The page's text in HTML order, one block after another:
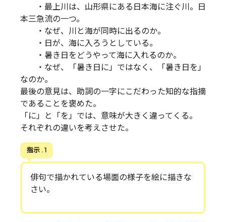
・最上川は、山形県にある日本海に注ぐ川。日
本三急流の一つ。
・なぜ、川と海が同時に出るのか。
・日が、海に入ろうとしている。
・暑き日をどうやって海に入れるのか。
・なぜ、「暑き日に」ではなく、「暑き日を」
なのか。
最後の意見は、助詞の一字にこだわった知的な指摘
であることを褒めた。
「に」と「を」では、意味が大きく違ってくる。
それぞれの違いを考えさせた。
指示 . 1
俳句で描かれている場面の様子を絵に描きな
さい。